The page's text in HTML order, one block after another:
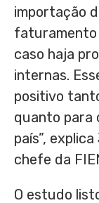
importação
caso haja
internas.
positivo
quanto para
país”,
chefe da
O estudo